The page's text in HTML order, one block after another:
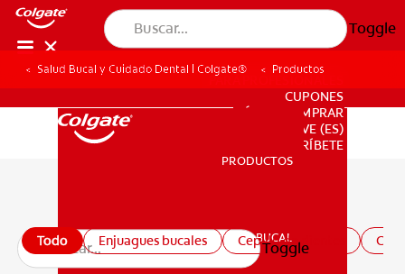
Toggle
PRODUCTOS
SALUD BUCAL
PARA PROFESIONALES
CUPONES
DÓNDE COMPRAR
VE (ES)
SUSCRÍBETE
PRODUCTOS
SALUD BUCAL
Toggle
Salud Bucal y Cuidado Dental | Colgate® Productos
Todo Enjuagues bucales Cepillo de dientes